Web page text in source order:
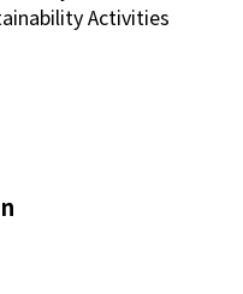
Activities